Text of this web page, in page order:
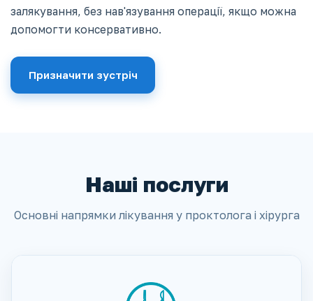
залякування, без нав'язування операції, якщо можна
допомогти консервативно.
Призначити зустріч
Наші послуги
Основні напрямки лікування у проктолога і хірурга